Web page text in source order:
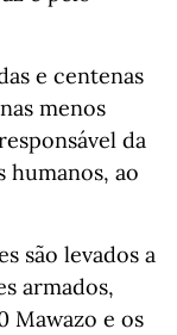
e centenas
menos
da
humanos, ao
são levados a
armados,
Mawazo e os